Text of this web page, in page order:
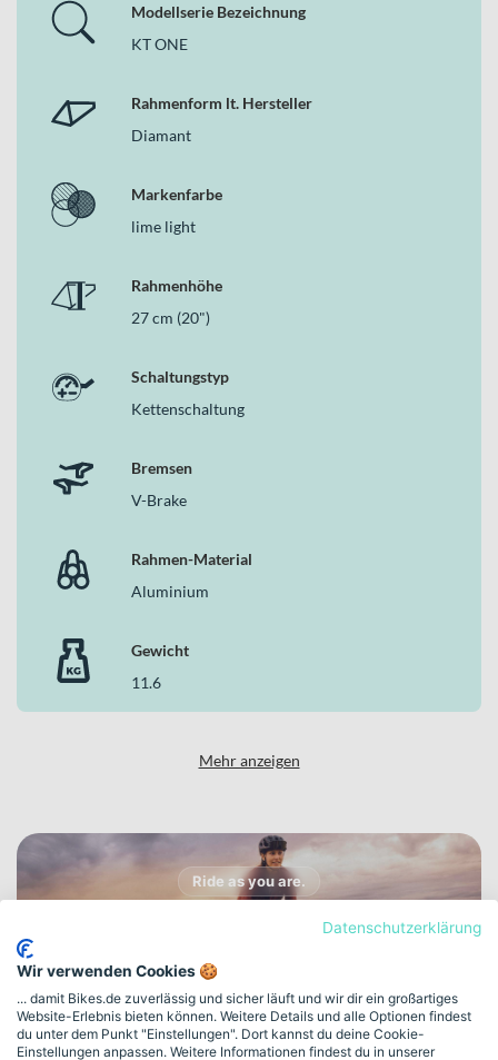
Modellserie Bezeichnung
KT ONE
Rahmenform lt. Hersteller
Diamant
Markenfarbe
lime light
Rahmenhöhe
27 cm (20")
Schaltungstyp
Kettenschaltung
Bremsen
V-Brake
Rahmen-Material
Aluminium
Gewicht
11.6
Mehr anzeigen
Ride as you are.
Entdecke IXGO in
Entdecke die Freiheit jenseits befestigter Wege.
Zur IXGO Markenwelt
Datenschutzerklärung
Wir verwenden Cookies 🍪
... damit Bikes.de zuverlässig und sicher läuft und wir dir ein großartiges
Website-Erlebnis bieten können. Weitere Details und alle Optionen findest
du unter dem Punkt "Einstellungen". Dort kannst du deine Cookie-
Einstellungen anpassen. Weitere Informationen findest du in unserer